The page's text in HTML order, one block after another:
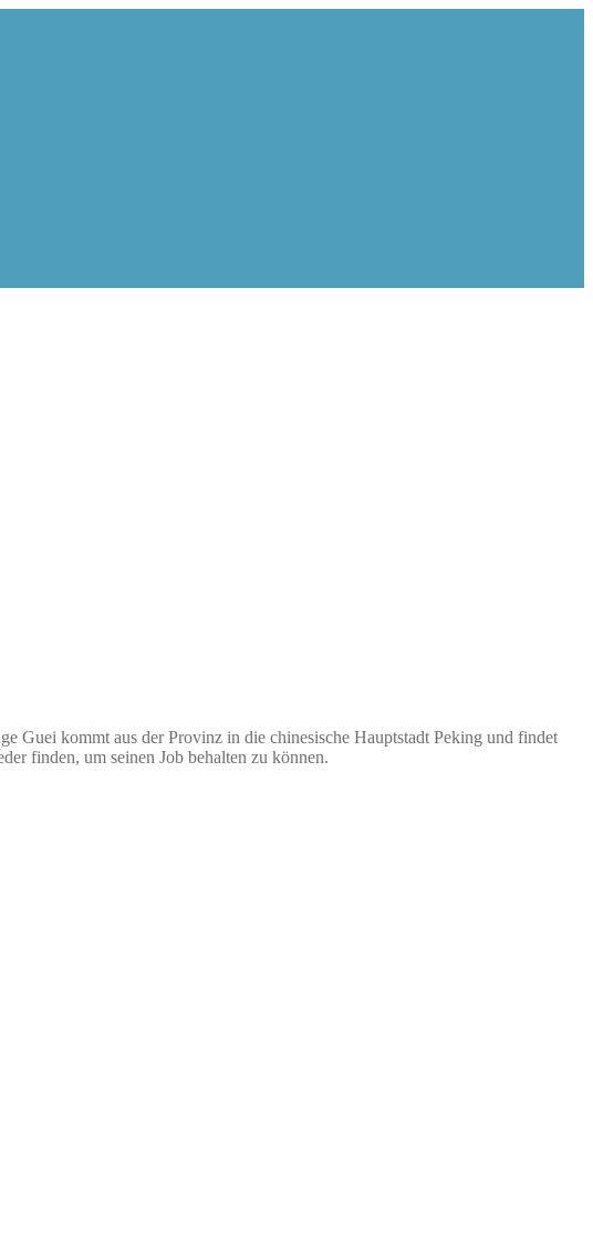
Guei kommt aus der Provinz in die chinesische Hauptstadt Peking und findet
finden, um seinen Job behalten zu können.